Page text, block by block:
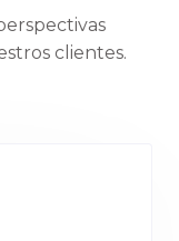
clientes.